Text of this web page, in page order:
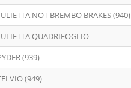
NOT BREMBO BRAKES (940)
QUADRIFOGLIO
(939)
(949)